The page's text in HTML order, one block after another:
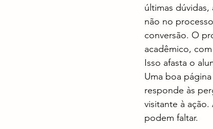
últimas
não no
conversão. O
acadêmico,
Isso afasta o
Uma boa
responde às
visitante à
podem faltar.